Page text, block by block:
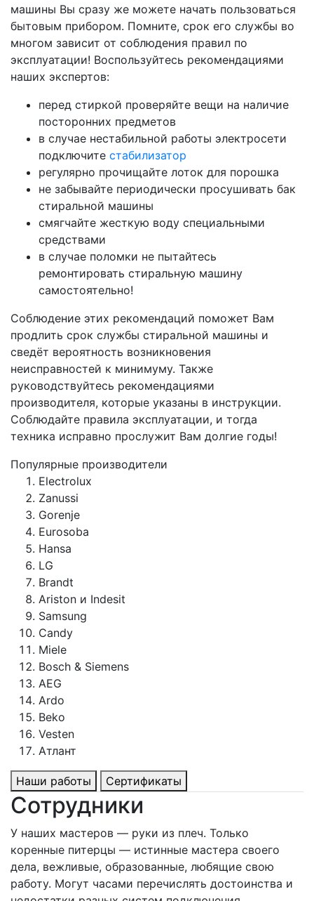
машины Вы сразу же можете начать пользоваться
бытовым прибором. Помните, срок его службы во
многом зависит от соблюдения правил по
эксплуатации! Воспользуйтесь рекомендациями
наших экспертов:
перед стиркой проверяйте вещи на наличие
посторонних предметов
в случае нестабильной работы электросети
подключите стабилизатор
регулярно прочищайте лоток для порошка
не забывайте периодически просушивать бак
стиральной машины
смягчайте жесткую воду специальными
средствами
в случае поломки не пытайтесь
ремонтировать стиральную машину
самостоятельно!
Соблюдение этих рекомендаций поможет Вам
продлить срок службы стиральной машины и
сведёт вероятность возникновения
неисправностей к минимуму. Также
руководствуйтесь рекомендациями
производителя, которые указаны в инструкции.
Соблюдайте правила эксплуатации, и тогда
техника исправно прослужит Вам долгие годы!
Популярные производители
Electrolux
Zanussi
Gorenje
Eurosoba
Hansa
LG
Brandt
Ariston и Indesit
Samsung
Candy
Miele
Bosch & Siemens
AEG
Ardo
Beko
Vesten
Атлант
Наши работы Сертификаты
Сотрудники
У наших мастеров — руки из плеч. Только
коренные питерцы — истинные мастера своего
дела, вежливые, образованные, любящие свою
работу. Могут часами перечислять достоинства и